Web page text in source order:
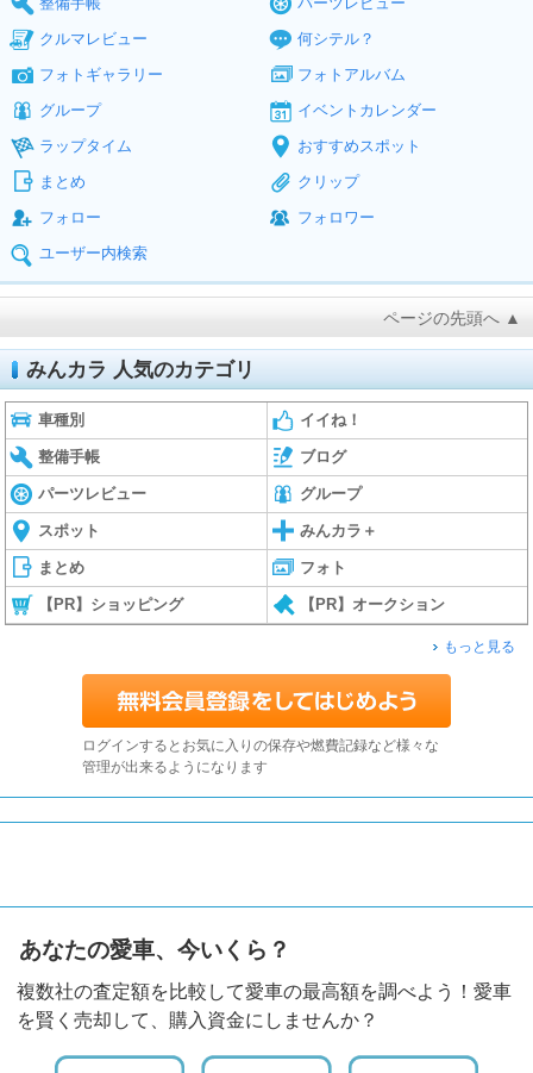
クルマレビュー
何シテル？
フォトギャラリー
フォトアルバム
グループ
イベントカレンダー
ラップタイム
おすすめスポット
まとめ
クリップ
フォロー
フォロワー
ユーザー内検索
ページの先頭へ ▲
みんカラ 人気のカテゴリ
車種別 イイね！
整備手帳 ブログ
パーツレビュー グループ
スポット みんカラ＋
まとめ フォト
【PR】ショッピング 【PR】オークション
もっと見る
ログインするとお気に入りの保存や燃費記録など様々な
管理が出来るようになります
あなたの愛車、今いくら？
複数社の査定額を比較して愛車の最高額を調べよう！愛車
を賢く売却して、購入資金にしませんか？